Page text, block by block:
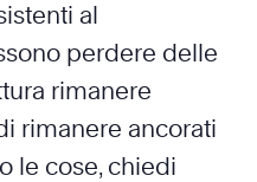
al
perdere delle
rimanere
rimanere ancorati
le cose, chiedi